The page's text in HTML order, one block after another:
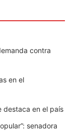
contra
en el
destaca en el país
senadora